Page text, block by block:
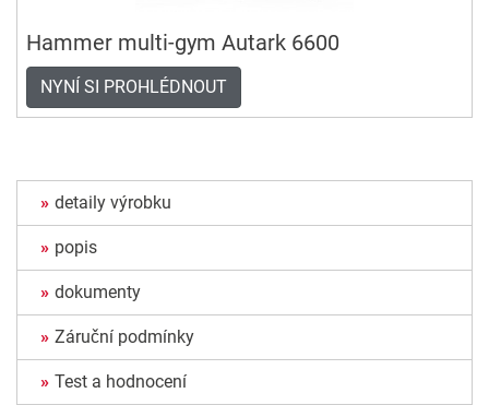
Hammer multi-gym Autark 6600
NYNÍ SI PROHLÉDNOUT
detaily výrobku
popis
dokumenty
Záruční podmínky
Test a hodnocení